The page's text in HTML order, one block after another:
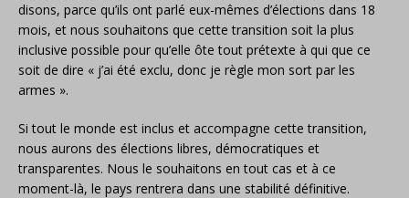
disons, parce qu’ils ont parlé eux-mêmes d’élections dans 18
mois, et nous souhaitons que cette transition soit la plus
inclusive possible pour qu’elle ôte tout prétexte à qui que ce
soit de dire « j’ai été exclu, donc je règle mon sort par les
armes ».
Si tout le monde est inclus et accompagne cette transition,
nous aurons des élections libres, démocratiques et
transparentes. Nous le souhaitons en tout cas et à ce
moment-là, le pays rentrera dans une stabilité définitive.